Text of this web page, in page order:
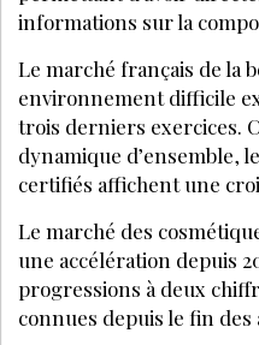
informations sur la
Le marché français de la
environnement difficile
trois derniers exercices.
dynamique d’ensemble,
certifiés affichent une
Le marché des
une accélération depuis
progressions à deux
connues depuis le fin des